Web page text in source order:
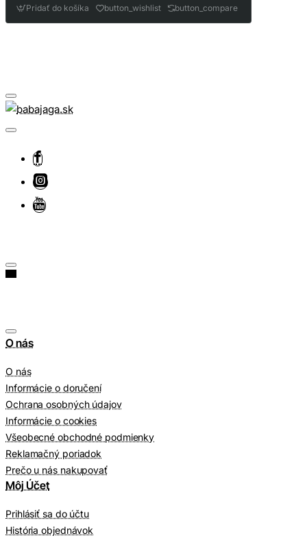
Pridať do košíka button_wishlist button_compare
O nás
O nás
Informácie o doručení
Ochrana osobných údajov
Informácie o cookies
Všeobecné obchodné podmienky
Reklamačný poriadok
Prečo u nás nakupovať
Môj Účet
Prihlásiť sa do účtu
História objednávok